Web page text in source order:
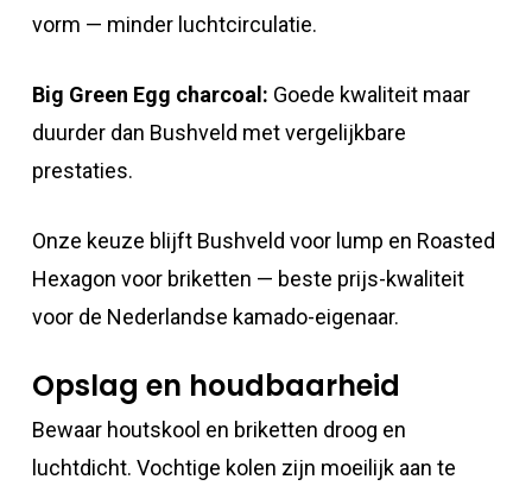
vorm — minder luchtcirculatie.
Big Green Egg charcoal: Goede kwaliteit maar
duurder dan Bushveld met vergelijkbare
prestaties.
Onze keuze blijft Bushveld voor lump en Roasted
Hexagon voor briketten — beste prijs-kwaliteit
voor de Nederlandse kamado-eigenaar.
Opslag en houdbaarheid
Bewaar houtskool en briketten droog en
luchtdicht. Vochtige kolen zijn moeilijk aan te